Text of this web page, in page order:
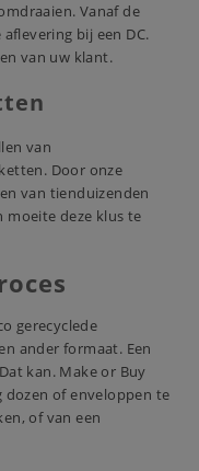
Vanaf de
bij een DC.
van uw klant.
van
Door onze
van tienduizenden
moeite deze klus te
gerecyclede
ander formaat. Een
kan. Make or Buy
of enveloppen te
of van een